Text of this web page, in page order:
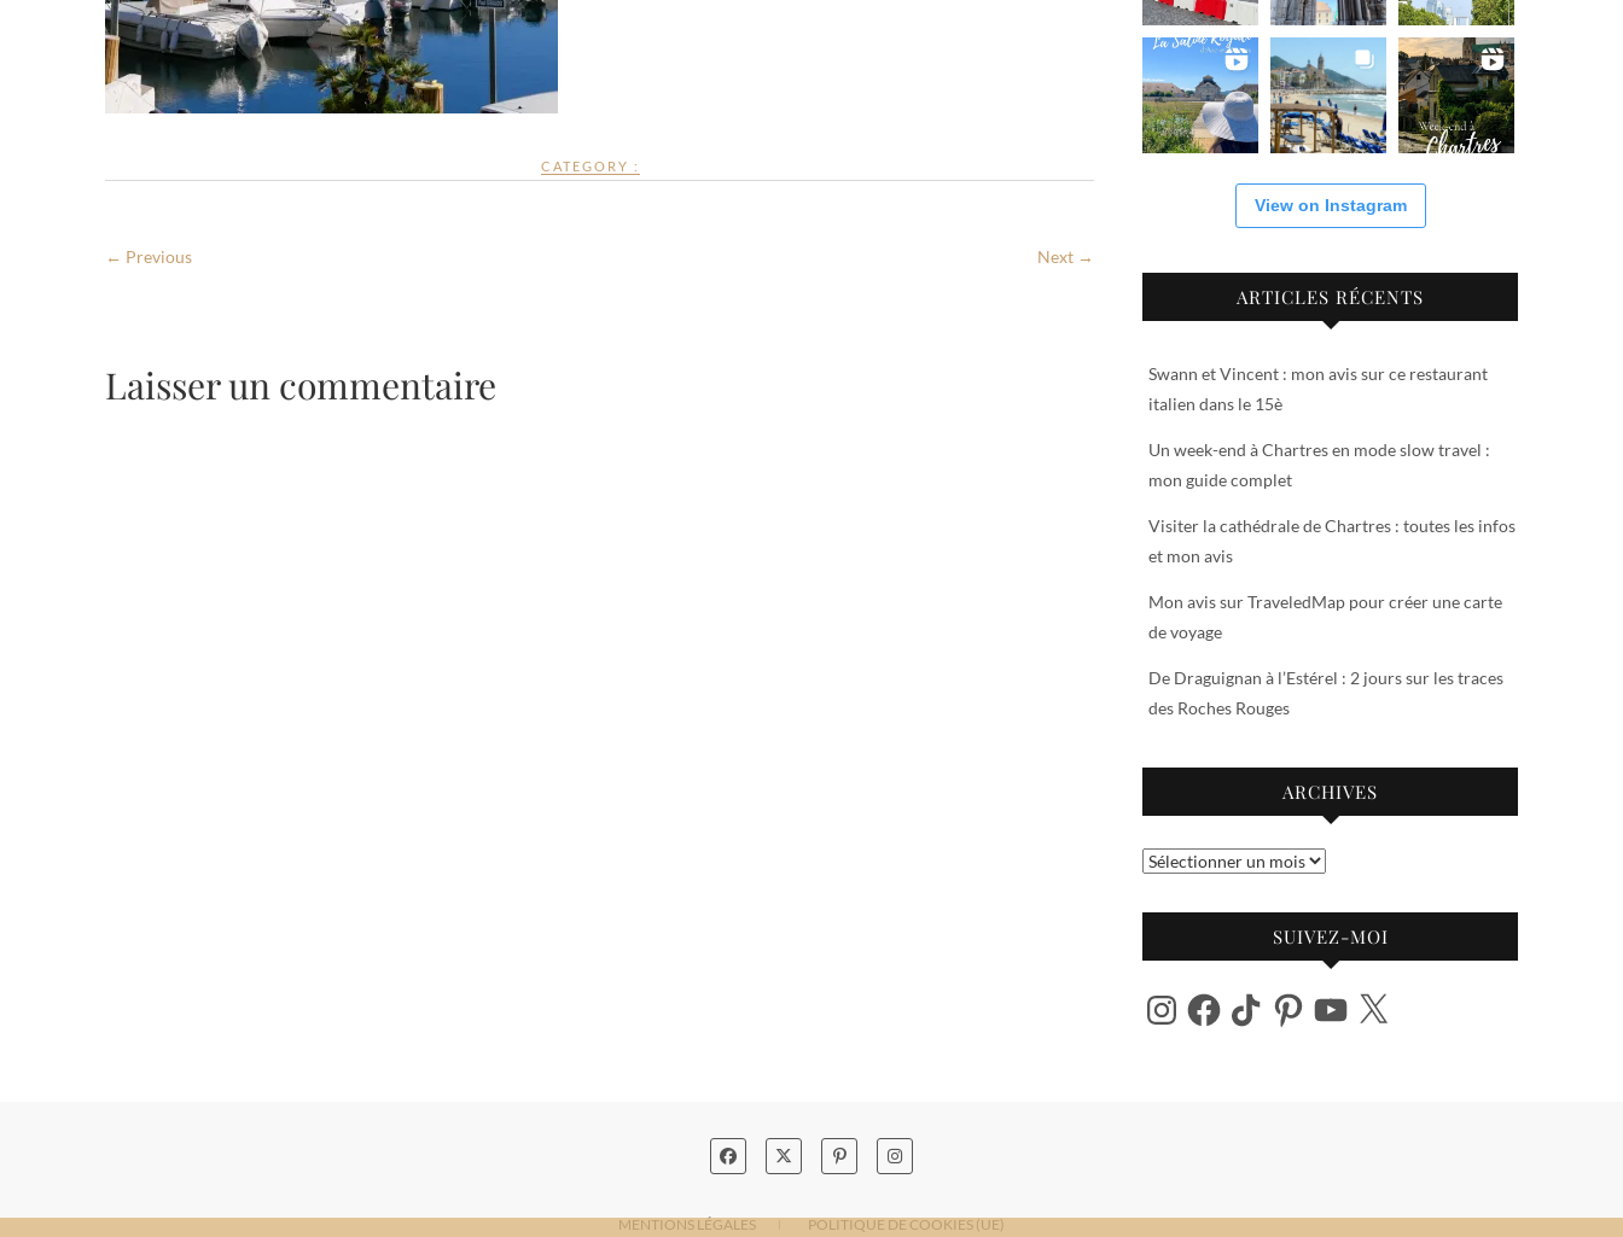
CATEGORY :
← Previous Next →
Laisser un commentaire
View on Instagram
ARTICLES RÉCENTS
Swann et Vincent : mon avis sur ce restaurant
italien dans le 15è
Un week-end à Chartres en mode slow travel :
mon guide complet
Visiter la cathédrale de Chartres : toutes les infos
et mon avis
Mon avis sur TraveledMap pour créer une carte
de voyage
De Draguignan à l’Estérel : 2 jours sur les traces
des Roches Rouges
ARCHIVES
Archives
SUIVEZ-MOI
InstagramFacebook
TikTok PinterestYouTube
X
MENTIONS LÉGALES POLITIQUE DE COOKIES (UE)